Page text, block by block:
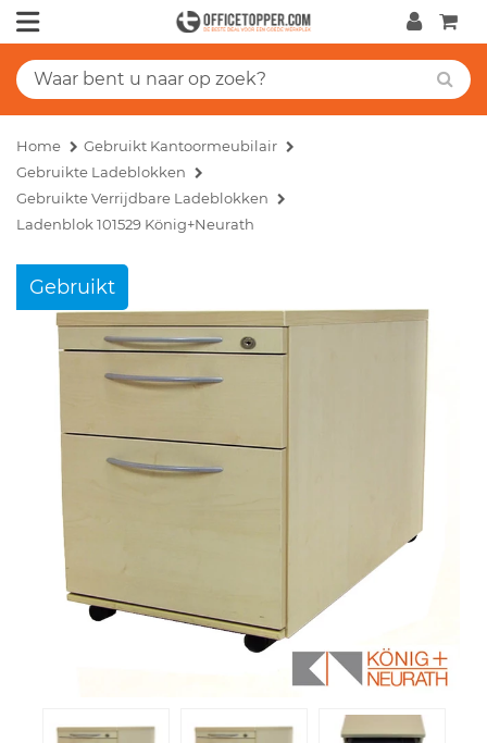
Home
Gebruikt Kantoormeubilair
Gebruikte Ladeblokken
Gebruikte Verrijdbare Ladeblokken
Ladenblok 101529 König+Neurath
Gebruikt